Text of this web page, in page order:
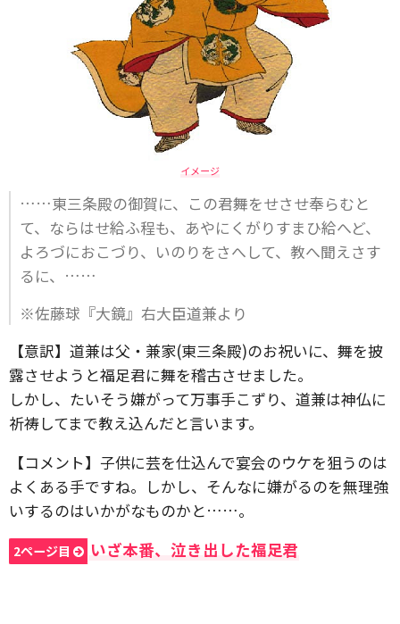
イメージ
……東三条殿の御賀に、この君舞をせさせ奉らむと
て、ならはせ給ふ程も、あやにくがりすまひ給へど、
よろづにおこづり、いのりをさへして、教へ聞えさす
るに、……
※佐藤球『大鏡』右大臣道兼より
【意訳】道兼は父・兼家(東三条殿)のお祝いに、舞を披
露させようと福足君に舞を稽古させました。
しかし、たいそう嫌がって万事手こずり、道兼は神仏に
祈祷してまで教え込んだと言います。
【コメント】子供に芸を仕込んで宴会のウケを狙うのは
よくある手ですね。しかし、そんなに嫌がるのを無理強
いするのはいかがなものかと……。
2ページ目 いざ本番、泣き出した福足君